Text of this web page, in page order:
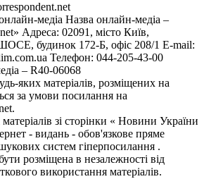
медіа Назва онлайн-медіа –
Адреса: 02091, місто Київ,
будинок 172-Б, офіс 208/1 E-mail:
Телефон: 044-205-43-00
– R40-06068
яких матеріалів, розміщених на
за умови посилання на
зі сторінки « Новини України
- видань - обов'язкове пряме
систем гіперпосилання .
розміщена в незалежності від
використання матеріалів.